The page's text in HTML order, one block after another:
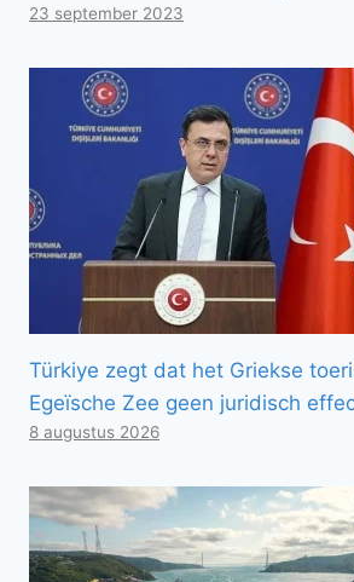
23 september 2023
Türkiye zegt dat het Griekse
Egeïsche Zee geen juridisch
8 augustus 2026